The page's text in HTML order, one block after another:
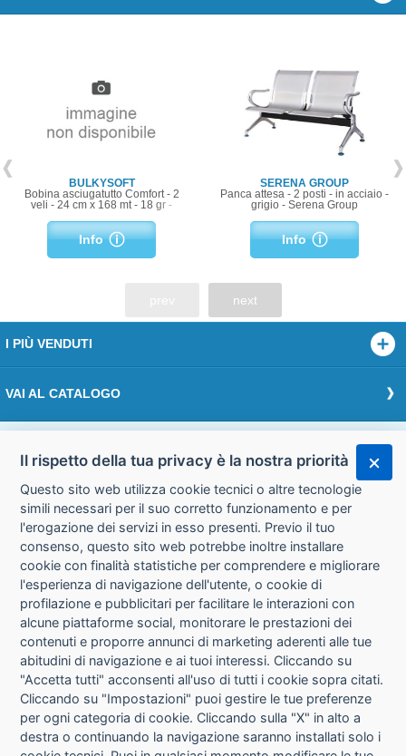
BULKYSOFT
Bobina asciugatutto Comfort - 2
veli - 24 cm x 168 mt - 18 gr -
Info
SERENA GROUP
Panca attesa - 2 posti - in acciaio -
grigio - Serena Group
Info
next
I PIÙ VENDUTI
VAI AL CATALOGO
Accedi
CONDIZIONI DI VENDITA PRIVACY
INFORMATIVA USO COOKIE
Il rispetto della tua privacy è la nostra priorità
Questo sito web utilizza cookie tecnici o altre tecnologie
simili necessari per il suo corretto funzionamento e per
l'erogazione dei servizi in esso presenti. Previo il tuo
consenso, questo sito web potrebbe inoltre installare
cookie con finalità statistiche per comprendere e migliorare
l'esperienza di navigazione dell'utente, o cookie di
profilazione e pubblicitari per facilitare le interazioni con
alcune piattaforme social, monitorare le prestazioni dei
contenuti e proporre annunci di marketing aderenti alle tue
abitudini di navigazione e ai tuoi interessi. Cliccando su
"Accetta tutti" acconsenti all'uso di tutti i cookie sopra citati.
Cliccando su "Impostazioni" puoi gestire le tue preferenze
per ogni categoria di cookie. Cliccando sulla "X" in alto a
destra o continuando la navigazione saranno installati solo i